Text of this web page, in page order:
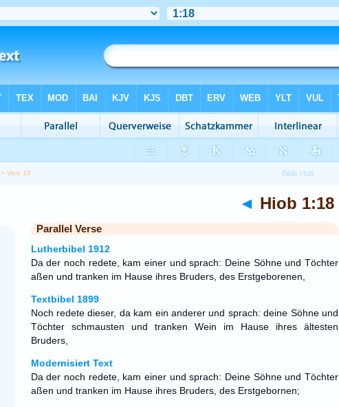
> Vers 18
◄ Hiob 1:18
Parallel Verse
Lutherbibel 1912
Da der noch redete, kam einer und sprach: Deine Söhne und Töchter
aßen und tranken im Hause ihres Bruders, des Erstgeborenen,
Textbibel 1899
Noch redete dieser, da kam ein anderer und sprach: deine Söhne und
Töchter schmausten und tranken Wein im Hause ihres ältesten
Bruders,
Modernisiert Text
Da der noch redete, kam einer und sprach: Deine Söhne und Töchter
aßen und tranken im Hause ihres Bruders, des Erstgebornen;